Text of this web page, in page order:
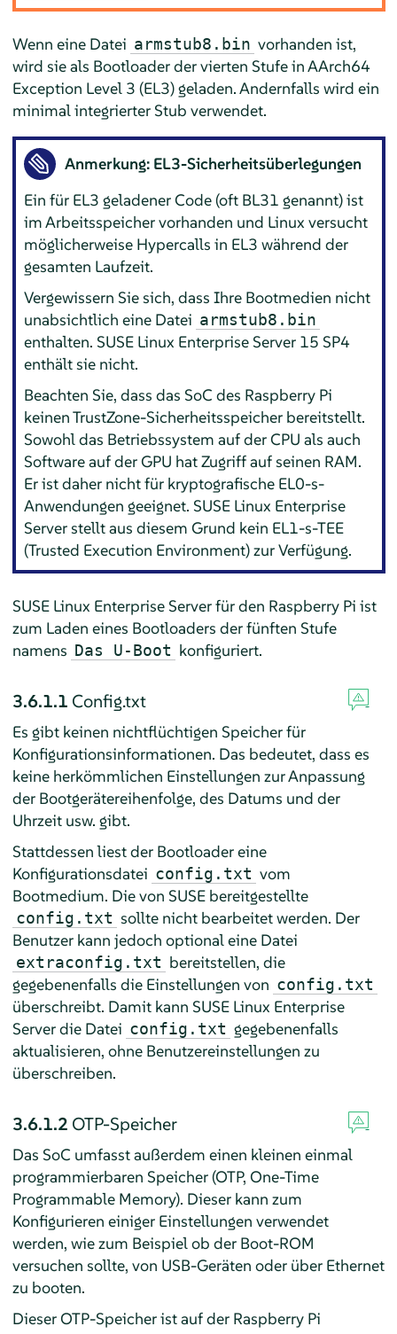
Wenn eine Datei armstub8.bin vorhanden ist,
wird sie als Bootloader der vierten Stufe in AArch64
Exception Level 3 (EL3) geladen. Andernfalls wird ein
minimal integrierter Stub verwendet.
Anmerkung: EL3-Sicherheitsüberlegungen
Ein für EL3 geladener Code (oft BL31 genannt) ist
im Arbeitsspeicher vorhanden und Linux versucht
möglicherweise Hypercalls in EL3 während der
gesamten Laufzeit.
Vergewissern Sie sich, dass Ihre Bootmedien nicht
unabsichtlich eine Datei armstub8.bin
enthalten. SUSE Linux Enterprise Server 15 SP4
enthält sie nicht.
Beachten Sie, dass das SoC des Raspberry Pi
keinen TrustZone-Sicherheitsspeicher bereitstellt.
Sowohl das Betriebssystem auf der CPU als auch
Software auf der GPU hat Zugriff auf seinen RAM.
Er ist daher nicht für kryptografische EL0-s-
Anwendungen geeignet. SUSE Linux Enterprise
Server stellt aus diesem Grund kein EL1-s-TEE
(Trusted Execution Environment) zur Verfügung.
SUSE Linux Enterprise Serverfür den Raspberry Pi ist
zum Laden eines Bootloaders der fünften Stufe
namens Das U-Boot konfiguriert.
3.6.1.1 Config.txt
Es gibt keinen nichtflüchtigen Speicher für
Konfigurationsinformationen. Das bedeutet, dass es
keine herkömmlichen Einstellungen zur Anpassung
der Bootgerätereihenfolge, des Datums und der
Uhrzeit usw. gibt.
Stattdessen liest der Bootloader eine
Konfigurationsdatei config.txt vom
Bootmedium. Die von SUSE bereitgestellte
config.txt sollte nicht bearbeitet werden. Der
Benutzer kann jedoch optional eine Datei
extraconfig.txt bereitstellen, die
gegebenenfalls die Einstellungen von config.txt
überschreibt. Damit kann SUSE Linux Enterprise
Serverdie Datei config.txt gegebenenfalls
aktualisieren, ohne Benutzereinstellungen zu
überschreiben.
3.6.1.2 OTP-Speicher
Das SoC umfasst außerdem einen kleinen einmal
programmierbaren Speicher (OTP, One-Time
Programmable Memory). Dieser kann zum
Konfigurieren einiger Einstellungen verwendet
werden, wie zum Beispiel ob der Boot-ROM
versuchen sollte, von USB-Geräten oder über Ethernet
zu booten.
Dieser OTP-Speicher ist auf der Raspberry Pi